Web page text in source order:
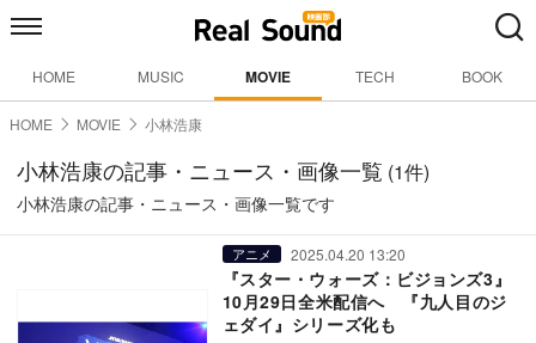
HOME MUSIC MOVIE TECH BOOK
HOME MOVIE 小林浩康
小林浩康の記事・ニュース・画像一覧 (1件)
小林浩康の記事・ニュース・画像一覧です
アニメ 2025.04.20 13:20
『スター・ウォーズ：ビジョンズ3』
10月29日全米配信へ 『九人目のジ
ェダイ』シリーズ化も